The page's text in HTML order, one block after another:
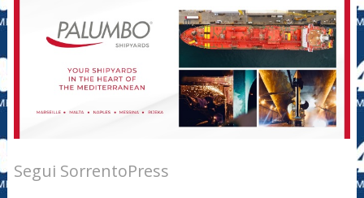
Segui SorrentoPress